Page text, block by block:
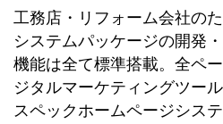
工務店・リフォーム会社の
システムパッケージの開発
機能は全て標準搭載。全ペ
ジタルマーケティングツー
スペックホームページシステ